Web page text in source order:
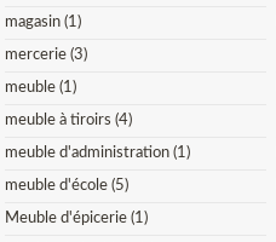
magasin (1)
mercerie (3)
meuble (1)
meuble à tiroirs (4)
meuble d'administration (1)
meuble d'école (5)
Meuble d'épicerie (1)